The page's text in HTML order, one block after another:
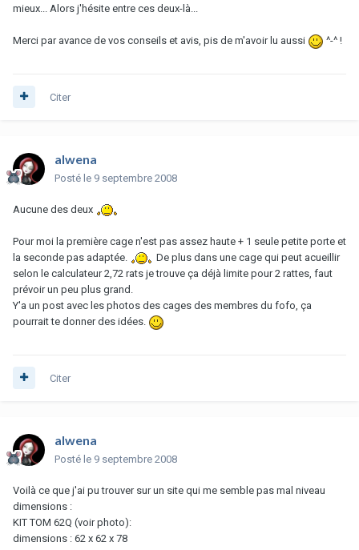
mieux... Alors j'hésite entre ces deux-là...
Merci par avance de vos conseils et avis, pis de m'avoir lu aussi ^-^ !
Citer
alwena
Posté le 9 septembre 2008
Aucune des deux
Pour moi la première cage n'est pas assez haute + 1 seule petite porte et
la seconde pas adaptée.
De plus dans une cage qui peut acueillir
selon le calculateur 2,72 rats je trouve ça déjà limite pour 2 rattes, faut
prévoir un peu plus grand.
Y'a un post avec les photos des cages des membres du fofo, ça
pourrait te donner des idées.
Citer
alwena
Posté le 9 septembre 2008
Voilà ce que j'ai pu trouver sur un site qui me semble pas mal niveau
dimensions :
KIT TOM 62Q (voir photo):
dimensions : 62 x 62 x 78